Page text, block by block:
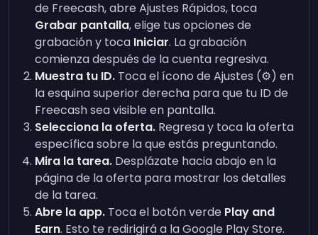
de Freecash, abre Ajustes Rápidos, toca
Grabar pantalla, elige tus opciones de
grabación y toca Iniciar. La grabación
comienza después de la cuenta regresiva.
Muestra tu ID. Toca el ícono de Ajustes (⚙️) en
la esquina superior derecha para que tu ID de
Freecash sea visible en pantalla.
Selecciona la oferta. Regresa y toca la oferta
específica sobre la que estás preguntando.
Mira la tarea. Desplázate hacia abajo en la
página de la oferta para mostrar los detalles
de la tarea.
Abre la app. Toca el botón verde Play and
Earn. Esto te redirigirá a la Google Play Store.